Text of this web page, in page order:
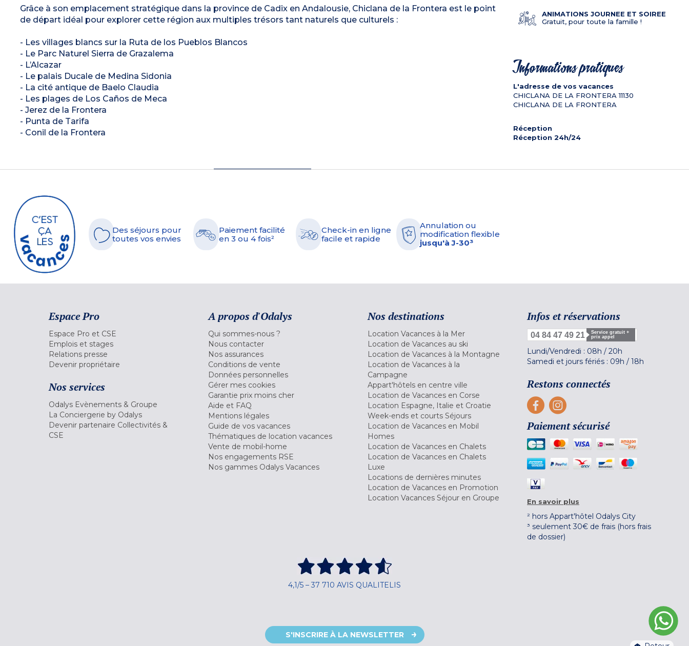
Grâce à son emplacement stratégique dans la province de Cadix en Andalousie, Chiclana de la Frontera est le point
de départ idéal pour explorer cette région aux multiples trésors tant naturels que culturels :
- Les villages blancs sur la Ruta de los Pueblos Blancos
- Le Parc Naturel Sierra de Grazalema
- L’Alcazar
- Le palais Ducale de Medina Sidonia
- La cité antique de Baelo Claudia
- Les plages de Los Caños de Meca
- Jerez de la Frontera
- Punta de Tarifa
- Conil de la Frontera
ANIMATIONS JOURNEE ET SOIREE
Gratuit, pour toute la famille !
Informations pratiques
L'adresse de vos vacances
CHICLANA DE LA FRONTERA 11130
CHICLANA DE LA FRONTERA
Réception
Réception 24h/24
Des séjours pour
toutes vos envies
Paiement facilité
en 3 ou 4 fois²
Check-in en ligne
facile et rapide
Annulation ou
modification flexible
jusqu'à J-30³
Espace Pro
Espace Pro et CSE
Emplois et stages
Relations presse
Devenir propriétaire
Nos services
Odalys Evènements & Groupe
La Conciergerie by Odalys
Devenir partenaire Collectivités &
CSE
A propos d'Odalys
Qui sommes-nous ?
Nous contacter
Nos assurances
Conditions de vente
Données personnelles
Gérer mes cookies
Garantie prix moins cher
Aide et FAQ
Mentions légales
Guide de vos vacances
Thématiques de location vacances
Vente de mobil-home
Nos engagements RSE
Nos gammes Odalys Vacances
Nos destinations
Location Vacances à la Mer
Location de Vacances au ski
Location de Vacances à la Montagne
Location de Vacances à la
Campagne
Appart'hôtels en centre ville
Location de Vacances en Corse
Location Espagne, Italie et Croatie
Week-ends et courts Séjours
Location de Vacances en Mobil
Homes
Location de Vacances en Chalets
Location de Vacances en Chalets
Luxe
Locations de dernières minutes
Location de Vacances en Promotion
Location Vacances Séjour en Groupe
Infos et réservations
04 84 47 49 21
Service gratuit +
prix appel
Lundi/Vendredi : 08h / 20h
Samedi et jours fériés : 09h / 18h
Restons connectés
Paiement sécurisé
En savoir plus
² hors Appart'hôtel Odalys City
³ seulement 30€ de frais (hors frais
de dossier)
4,1/5 – 37 710 AVIS QUALITELIS
S'INSCRIRE À LA NEWSLETTER